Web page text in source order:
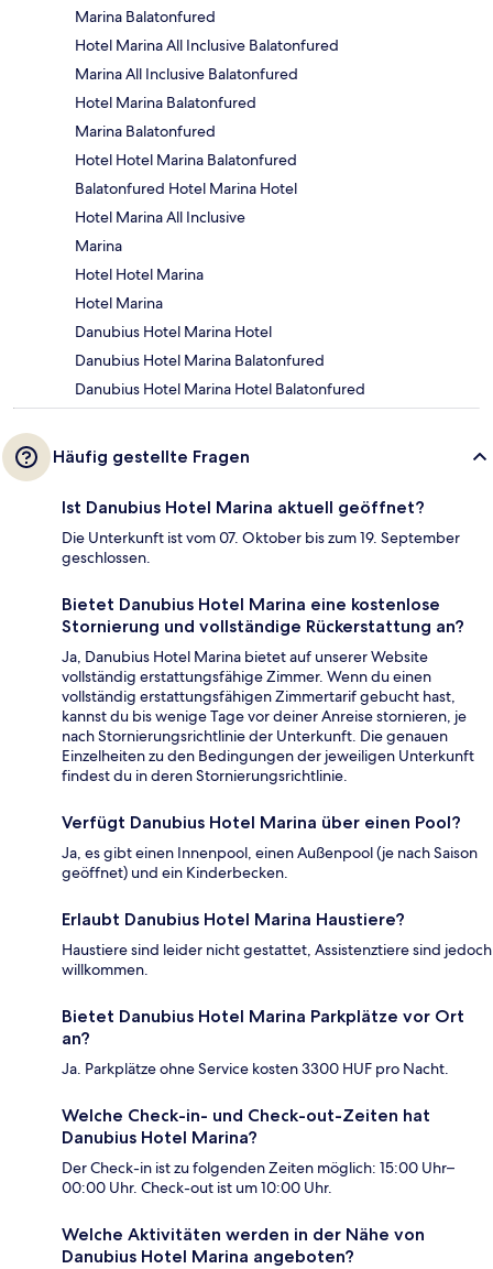
Marina Balatonfured
Hotel Marina All Inclusive Balatonfured
Marina All Inclusive Balatonfured
Hotel Marina Balatonfured
Marina Balatonfured
Hotel Hotel Marina Balatonfured
Balatonfured Hotel Marina Hotel
Hotel Marina All Inclusive
Marina
Hotel Hotel Marina
Hotel Marina
Danubius Hotel Marina Hotel
Danubius Hotel Marina Balatonfured
Danubius Hotel Marina Hotel Balatonfured
Häufig gestellte Fragen
Ist Danubius Hotel Marina aktuell geöffnet?
Die Unterkunft ist vom 07. Oktober bis zum 19. September
geschlossen.
Bietet Danubius Hotel Marina eine kostenlose
Stornierung und vollständige Rückerstattung an?
Ja, Danubius Hotel Marina bietet auf unserer Website
vollständig erstattungsfähige Zimmer. Wenn du einen
vollständig erstattungsfähigen Zimmertarif gebucht hast,
kannst du bis wenige Tage vor deiner Anreise stornieren, je
nach Stornierungsrichtlinie der Unterkunft. Die genauen
Einzelheiten zu den Bedingungen der jeweiligen Unterkunft
findest du in deren Stornierungsrichtlinie.
Verfügt Danubius Hotel Marina über einen Pool?
Ja, es gibt einen Innenpool, einen Außenpool (je nach Saison
geöffnet) und ein Kinderbecken.
Erlaubt Danubius Hotel Marina Haustiere?
Haustiere sind leider nicht gestattet, Assistenztiere sind jedoch
willkommen.
Bietet Danubius Hotel Marina Parkplätze vor Ort
an?
Ja. Parkplätze ohne Service kosten 3300 HUF pro Nacht.
Welche Check-in- und Check-out-Zeiten hat
Danubius Hotel Marina?
Der Check-in ist zu folgenden Zeiten möglich: 15:00 Uhr–
00:00 Uhr. Check-out ist um 10:00 Uhr.
Welche Aktivitäten werden in der Nähe von
Danubius Hotel Marina angeboten?